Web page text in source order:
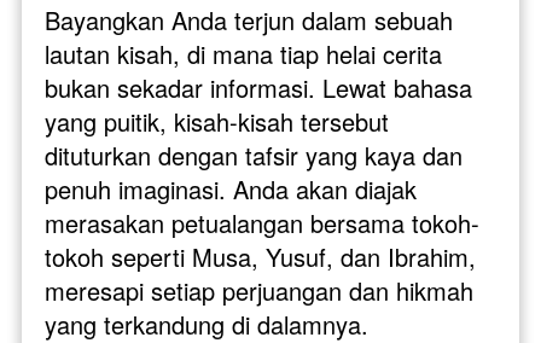
Bayangkan Anda terjun dalam sebuah
lautan kisah, di mana tiap helai cerita
bukan sekadar informasi. Lewat bahasa
yang puitik, kisah-kisah tersebut
dituturkan dengan tafsir yang kaya dan
penuh imaginasi. Anda akan diajak
merasakan petualangan bersama tokoh-
tokoh seperti Musa, Yusuf, dan Ibrahim,
meresapi setiap perjuangan dan hikmah
yang terkandung di dalamnya.